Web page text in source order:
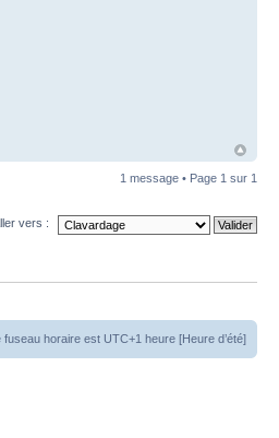
1 message • Page 1 sur 1
vers :
fuseau horaire est UTC+1 heure [Heure d’été]